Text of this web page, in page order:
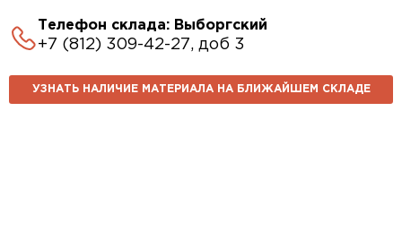
Телефон склада: Выборгский
+7 (812) 309-42-27, доб 3
УЗНАТЬ НАЛИЧИЕ МАТЕРИАЛА НА БЛИЖАЙШЕМ СКЛАДЕ